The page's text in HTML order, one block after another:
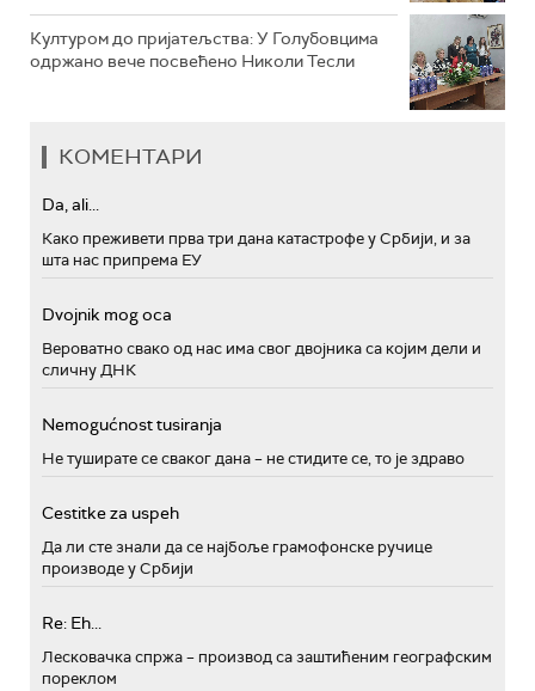
Културом до пријатељства: У Голубовцима
одржано вече посвећено Николи Тесли
КОМЕНТАРИ
Da, ali...
Како преживети прва три дана катастрофе у Србији, и за
шта нас припрема ЕУ
Dvojnik mog oca
Вероватно свако од нас има свог двојника са којим дели и
сличну ДНК
Nemogućnost tusiranja
Не туширате се сваког дана – не стидите се, то је здраво
Cestitke za uspeh
Да ли сте знали да се најбоље грамофонске ручице
производе у Србији
Re: Eh...
Лесковачка спржа – производ са заштићеним географским
пореклом